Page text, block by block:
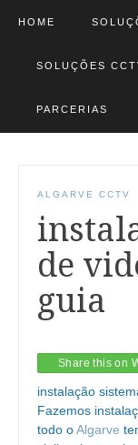
HOME
SOLUÇÕES
PARCERIAS
ALGARVE CCTV
de
guia
Share this on
instalação
Fazemos
todo oAlgarve